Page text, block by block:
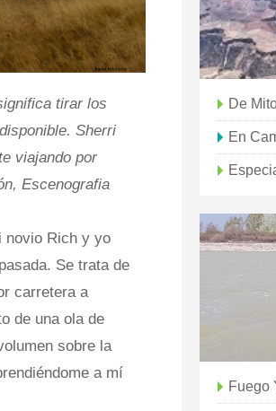
tirar los
Sherri
viajando por
Escenografia
novio Rich y yo
Se trata de
carretera a
de una ola de
sobre la
a mí
De
Fuego